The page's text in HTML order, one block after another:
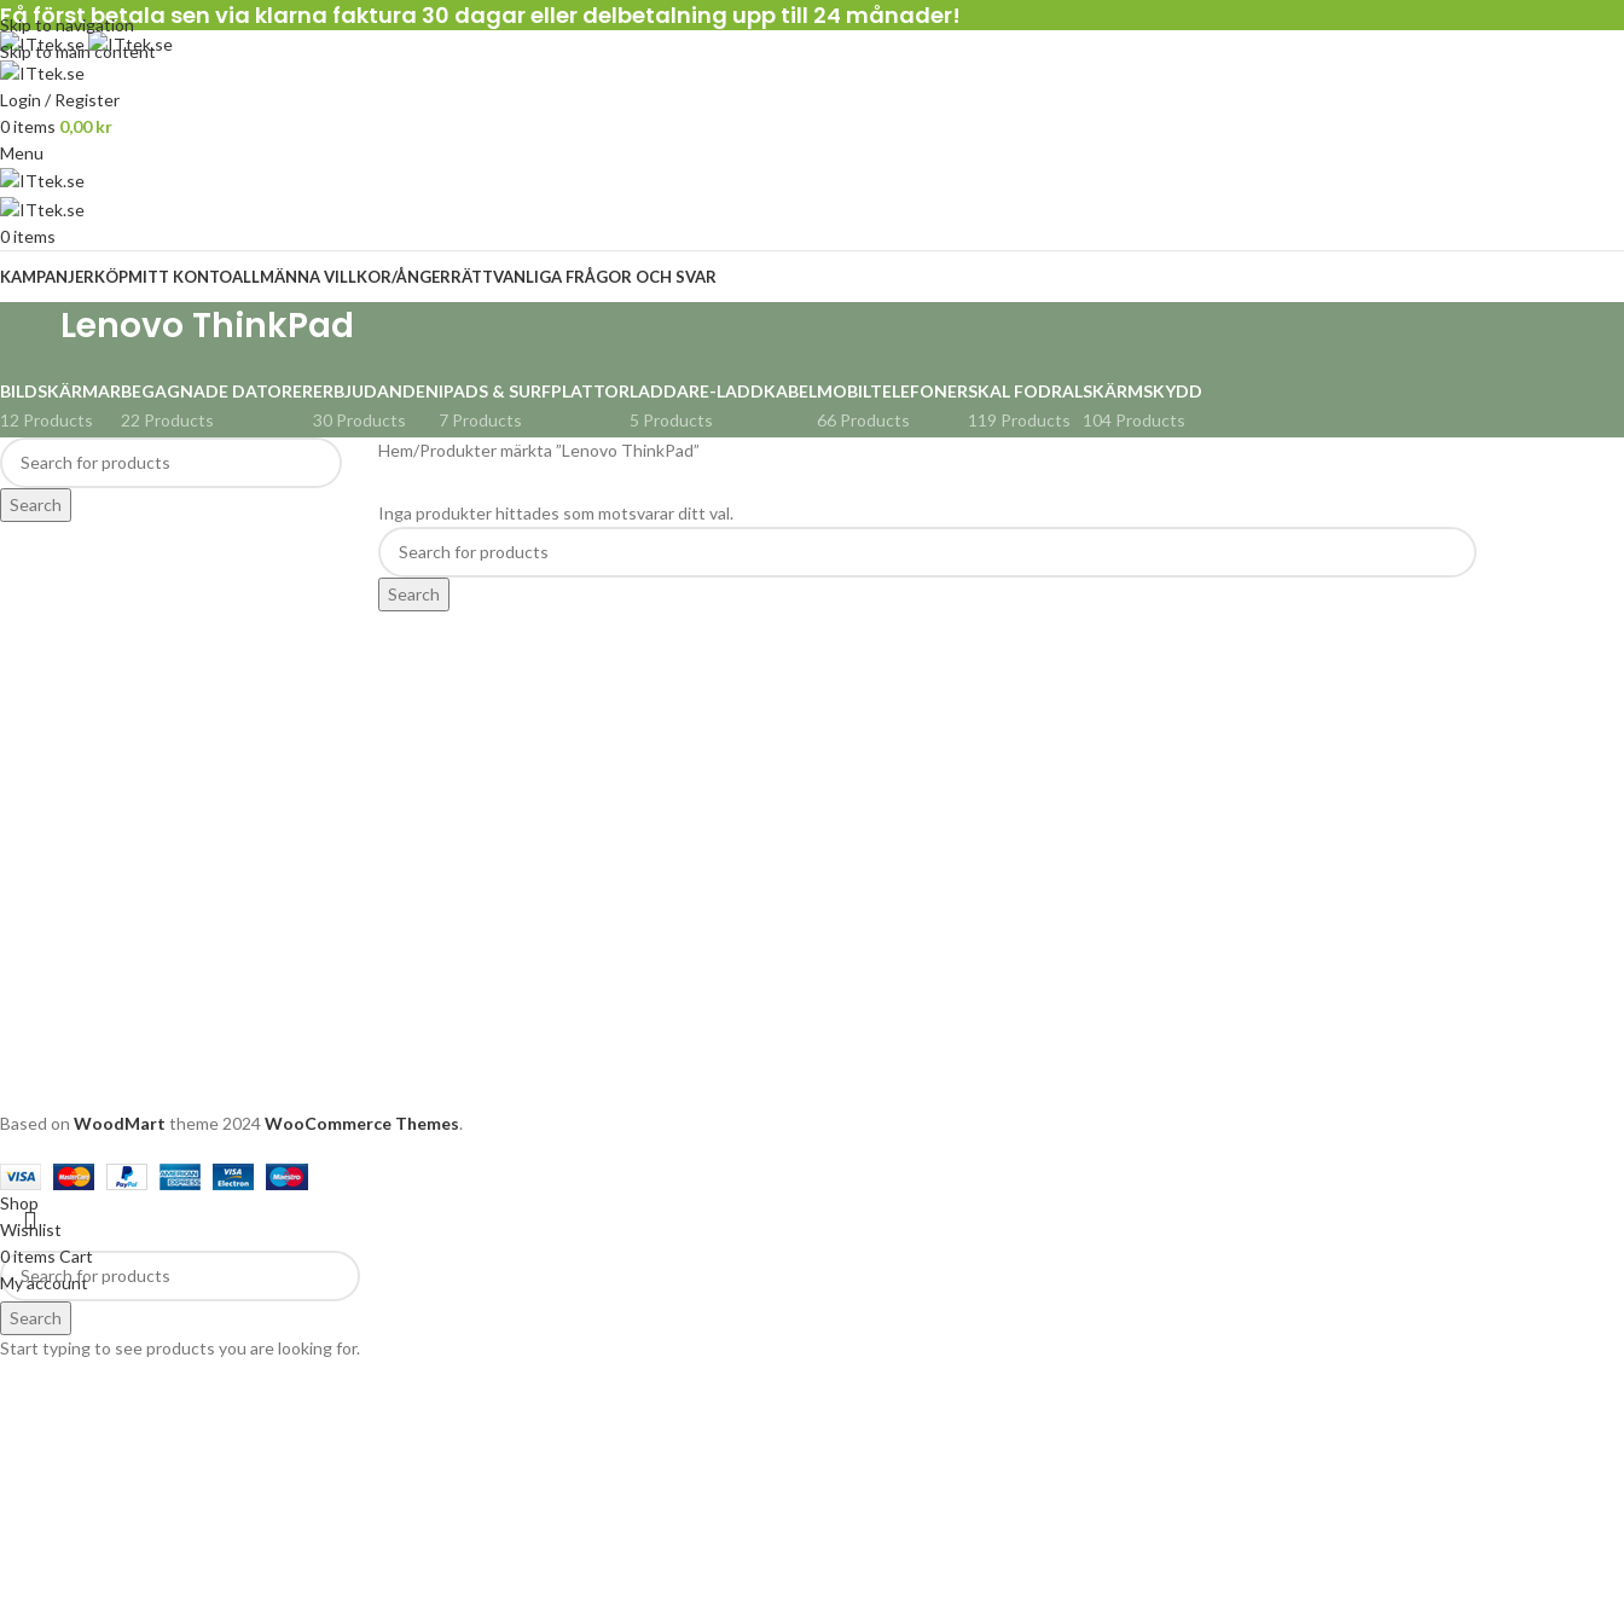
Skip to navigation
Skip to main content
Få först betala sen via klarna faktura 30 dagar eller delbetalning upp till 24 månader!
Login / Register
0items 0,00kr
Menu
0items
KAMPANJERKÖPMITT KONTOALLMÄNNA VILLKOR/ÅNGERRÄTTVANLIGA FRÅGOR OCH SVAR
Lenovo ThinkPad
BILDSKÄRMAR
12 Products
BEGAGNADE DATORER
22 Products
ERBJUDANDEN
30 Products
IPADS & SURFPLATTOR
7 Products
LADDARE-LADDKABEL
5 Products
MOBILTELEFONER
66 Products
SKAL FODRAL
119 Products
SKÄRMSKYDD
104 Products
Search
Hem Produkter märkta ”Lenovo ThinkPad”
Inga produkter hittades som motsvarar ditt val.
Search
Based on WoodMart theme 2024WooCommerce Themes.
Search
Start typing to see products you are looking for.
Shop
Wishlist
0itemsCart
My account